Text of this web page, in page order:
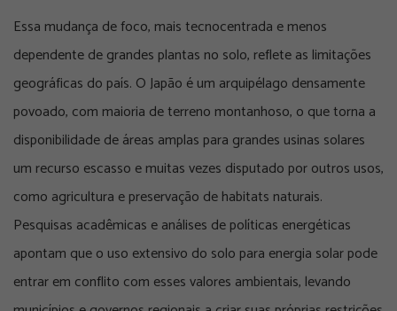
Essa mudança de foco, mais tecnocentrada e menos
dependente de grandes plantas no solo, reflete as limitações
geográficas do país. O Japão é um arquipélago densamente
povoado, com maioria de terreno montanhoso, o que torna a
disponibilidade de áreas amplas para grandes usinas solares
um recurso escasso e muitas vezes disputado por outros usos,
como agricultura e preservação de habitats naturais.
Pesquisas acadêmicas e análises de políticas energéticas
apontam que o uso extensivo do solo para energia solar pode
entrar em conflito com esses valores ambientais, levando